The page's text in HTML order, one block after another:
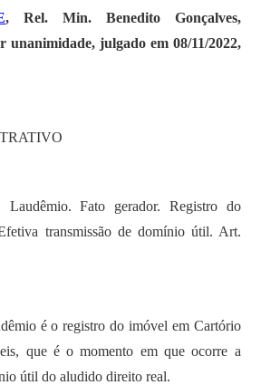
, Rel. Min. Benedito Gonçalves,
julgado em 08/11/2022,
Laudêmio. Fato gerador. Registro do
transmissão de domínio útil. Art.
é o registro do imóvel em Cartório
que é o momento em que ocorre a
útil do aludido direito real.